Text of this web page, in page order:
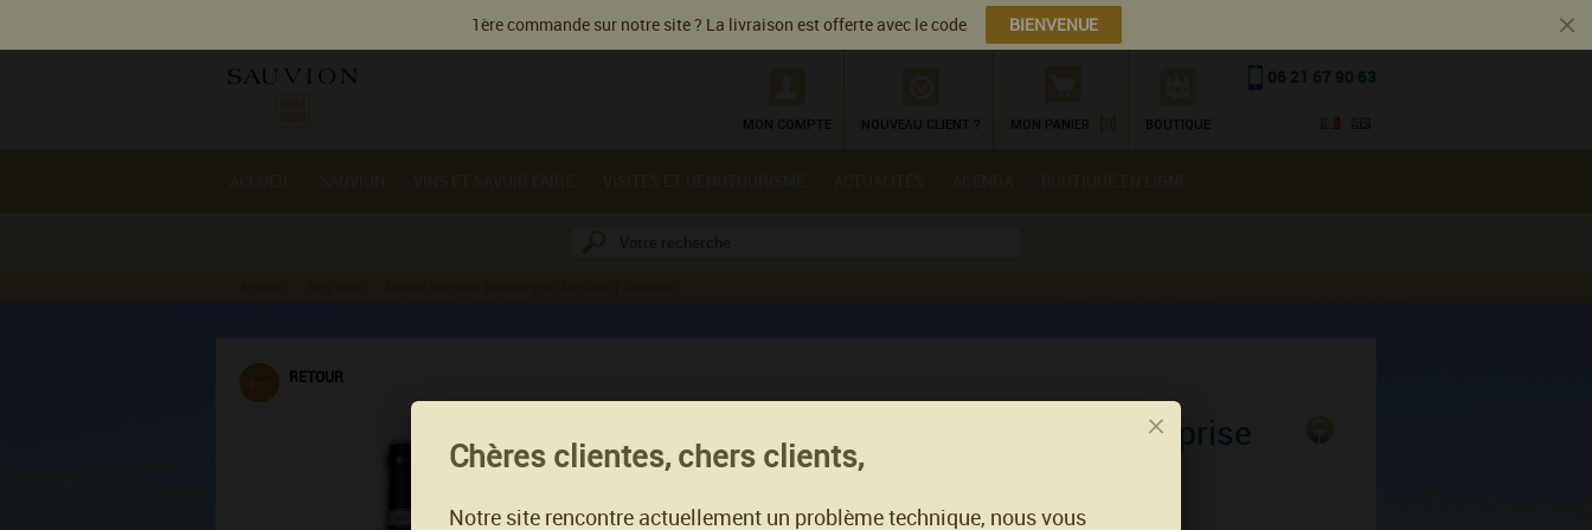
MON COMPTE NOUVEAU CLIENT ? MON PANIER BOUTIQUE
06 21 67 90 63
RETOUR
Haute Culture de Sauvion - Douce Surprise
Vendanges Tardives - 50 cl
- Melon de Bourgogne
Chères clientes, chers clients,
Notre site rencontre actuellement un problème technique, nous vous
1ère commande sur notre site ? La livraison est offerte avec le code BIENVENUE